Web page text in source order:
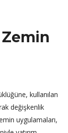
kullanılan
değişkenlik
uygulamaları,